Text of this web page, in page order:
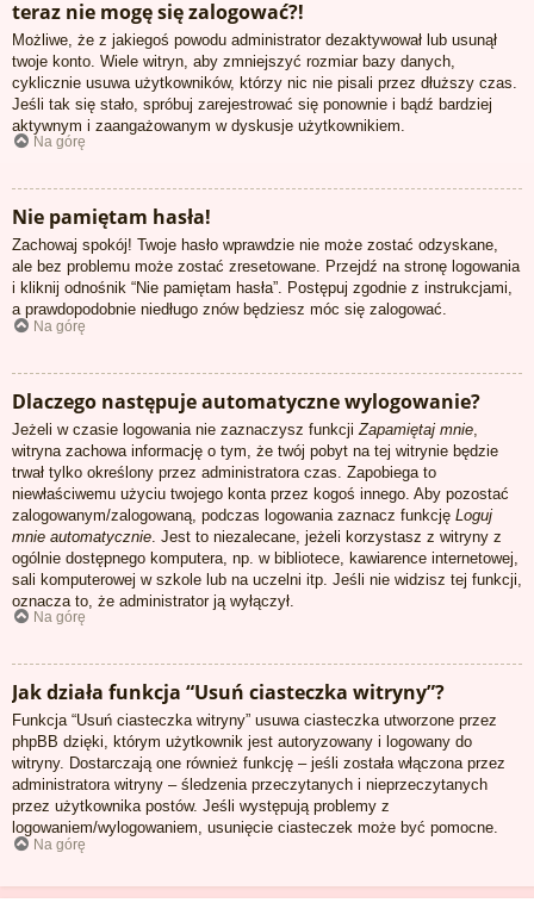
teraz nie mogę się zalogować?!
Możliwe, że z jakiegoś powodu administrator dezaktywował lub usunął
twoje konto. Wiele witryn, aby zmniejszyć rozmiar bazy danych,
cyklicznie usuwa użytkowników, którzy nic nie pisali przez dłuższy czas.
Jeśli tak się stało, spróbuj zarejestrować się ponownie i bądź bardziej
aktywnym i zaangażowanym w dyskusje użytkownikiem.
Na górę
Nie pamiętam hasła!
Zachowaj spokój! Twoje hasło wprawdzie nie może zostać odzyskane,
ale bez problemu może zostać zresetowane. Przejdź na stronę logowania
i kliknij odnośnik “Nie pamiętam hasła”. Postępuj zgodnie z instrukcjami,
a prawdopodobnie niedługo znów będziesz móc się zalogować.
Na górę
Dlaczego następuje automatyczne wylogowanie?
Jeżeli w czasie logowania nie zaznaczysz funkcji Zapamiętaj mnie
witryna zachowa informację o tym, że twój pobyt na tej witrynie będzie
trwał tylko określony przez administratora czas. Zapobiega to
niewłaściwemu użyciu twojego konta przez kogoś innego. Aby pozostać
zalogowanym/zalogowaną, podczas logowania zaznacz funkcję Loguj
mnie automatycznie . Jest to niezalecane, jeżeli korzystasz z witryny z
ogólnie dostępnego komputera, np. w bibliotece, kawiarence internetowej,
sali komputerowej w szkole lub na uczelni itp. Jeśli nie widzisz tej funkcji,
oznacza to, że administrator ją wyłączył.
Na górę
Jak działa funkcja “Usuń ciasteczka witryny”?
Funkcja “Usuń ciasteczka witryny” usuwa ciasteczka utworzone przez
phpBB dzięki, którym użytkownik jest autoryzowany i logowany do
witryny. Dostarczają one również funkcję – jeśli została włączona przez
administratora witryny – śledzenia przeczytanych i nieprzeczytanych
przez użytkownika postów. Jeśli występują problemy z
logowaniem/wylogowaniem, usunięcie ciasteczek może być pomocne.
Na górę